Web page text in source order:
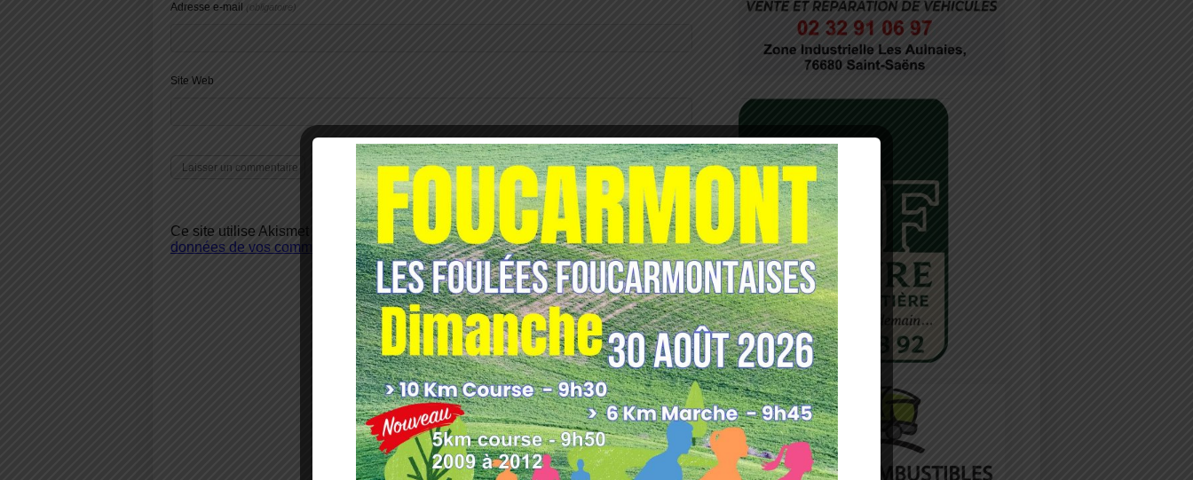
Adresse e-mail (obligatoire)
Site Web
Ce site utilise Akismet pour réduire les indésirables.En savoir plus sur comment les
données de vos commentaires sont utilisées.